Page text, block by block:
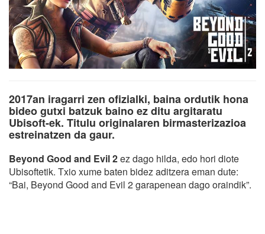
2017an iragarri zen ofizialki, baina ordutik hona
bideo gutxi batzuk baino ez ditu argitaratu
Ubisoft-ek. Titulu originalaren birmasterizazioa
estreinatzen da gaur.
Beyond Good and Evil 2ez dago hilda, edo hori diote
Ubisoftetik. Txio xume baten bidez aditzera eman dute:
“Bai, Beyond Good and Evil 2 garapenean dago oraindik”.